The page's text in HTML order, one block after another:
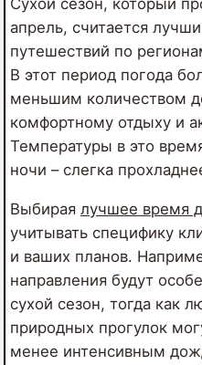
Сухой сезон, который
апрель, считается
путешествий по
В этот период погода
меньшим количеством
комфортному отдыху и
Температуры в это
ночи – слегка
Выбирая лучшее время
учитывать специфику
и ваших планов.
направления будут
сухой сезон, тогда как
природных прогулок
менее интенсивным